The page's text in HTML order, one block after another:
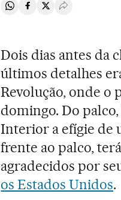
Compartir en Whatsapp
Compartir en Facebook
Compartir en
Desplegar
Dois dias antes da
últimos detalhes
Revolução, onde o
domingo. Do
Interior a efígie de
frente ao palco,
agradecidos por
os Estados Unidos.